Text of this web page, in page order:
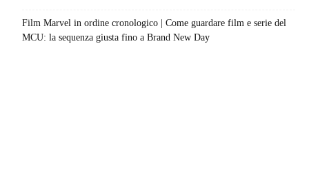
Film Marvel in ordine cronologico | Come guardare film e serie del
MCU: la sequenza giusta fino a Brand New Day